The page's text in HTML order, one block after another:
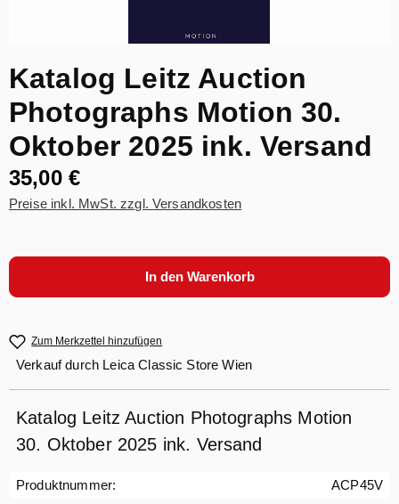
Katalog Leitz Auction
Photographs Motion 30.
Oktober 2025 ink. Versand
35,00 €
Preise inkl. MwSt. zzgl. Versandkosten
In den Warenkorb
Zum Merkzettel hinzufügen
Verkauf durch Leica Classic Store Wien
Katalog Leitz Auction Photographs Motion
30. Oktober 2025 ink. Versand
Produktnummer: ACP45V